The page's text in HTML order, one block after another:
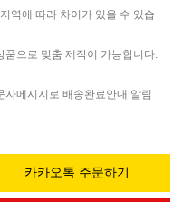
역에 따라 차이가 있을 수 있습
품으로 맞춤 제작이 가능합니다.
메시지로 배송완료안내 알림
카카오톡 주문하기